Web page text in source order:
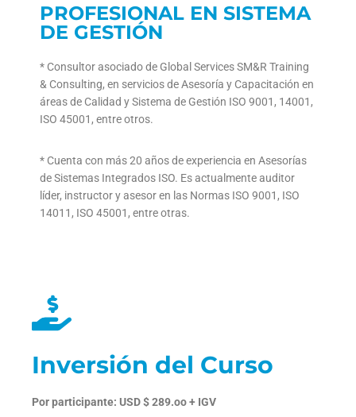
PROFESIONAL EN SISTEMA
DE GESTIÓN
* Consultor asociado de Global Services SM&R Training
& Consulting, en servicios de Asesoría y Capacitación en
áreas de Calidad y Sistema de Gestión ISO 9001, 14001,
ISO 45001, entre otros.
* Cuenta con más 20 años de experiencia en Asesorías
de Sistemas Integrados ISO. Es actualmente auditor
líder, instructor y asesor en las Normas ISO 9001, ISO
14011, ISO 45001, entre otras.
Inversión del Curso
Por participante: USD $ 289.oo + IGV